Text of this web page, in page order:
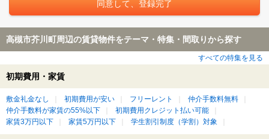
高槻市芥川町周辺の賃貸物件をテーマ・特集・間取りから探す
すべての特集を見る
初期費用・家賃
敷金礼金なし 初期費用が安い フリーレント
仲介手数料無料
仲介手数料が家賃の55%以下
初期費用クレジット払い可能
家賃3万円以下
家賃5万円以下 学生割引制度（学割）対象